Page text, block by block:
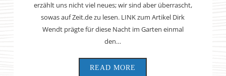
erzählt uns nicht viel neues; wir sind aber überrascht,
sowas auf Zeit.de zu lesen. LINK zum Artikel Dirk
Wendt prägte für diese Nacht im Garten einmal
den…
READ MORE